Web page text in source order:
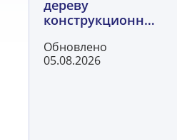
дереву
конструкционные
Wkret-Met
Обновлено
05.08.2026